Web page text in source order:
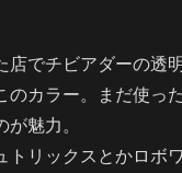
でチビアダーの透
のカラー。まだ使っ
魅力。
トリックスとかロボ